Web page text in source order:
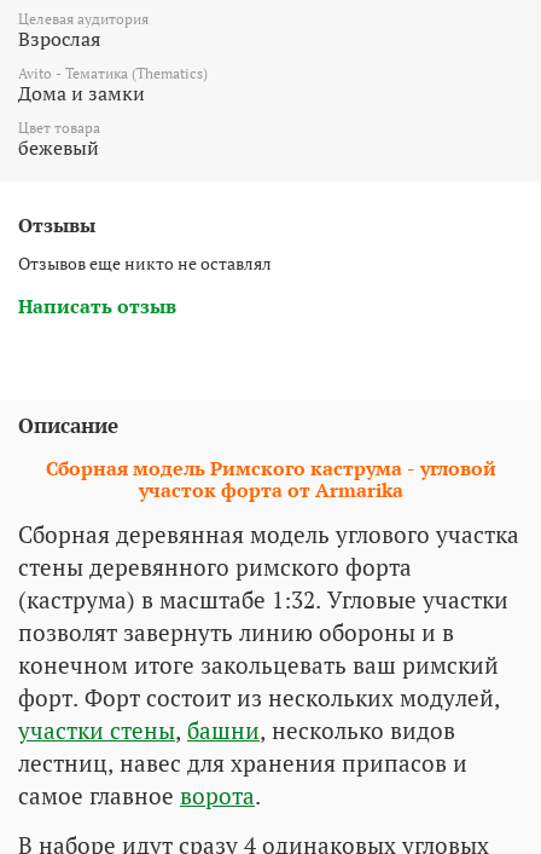
Целевая аудитория
Взрослая
Avito - Тематика (Thematics)
Дома и замки
Цвет товара
бежевый
Отзывы
Отзывов еще никто не оставлял
Написать отзыв
Описание
Сборная модель Римского каструма - угловой
участок форта от Armarika
Сборная деревянная модель углового участка
стены деревянного римского форта
(каструма) в масштабе 1:32. Угловые участки
позволят завернуть линию обороны и в
конечном итоге закольцевать ваш римский
форт. Форт состоит из нескольких модулей,
участки стены, башни, несколько видов
лестниц, навес для хранения припасов и
самое главное ворота.
В наборе идут сразу 4 одинаковых угловых